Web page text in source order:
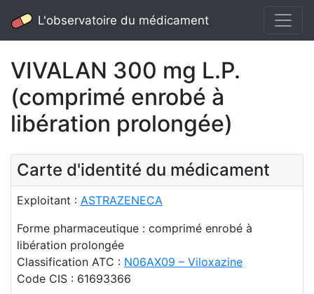
L'observatoire du médicament
VIVALAN 300 mg L.P.
(comprimé enrobé à
libération prolongée)
Carte d'identité du médicament
Exploitant : ASTRAZENECA
Forme pharmaceutique : comprimé enrobé à
libération prolongée
Classification ATC : N06AX09 – Viloxazine
Code CIS : 61693366